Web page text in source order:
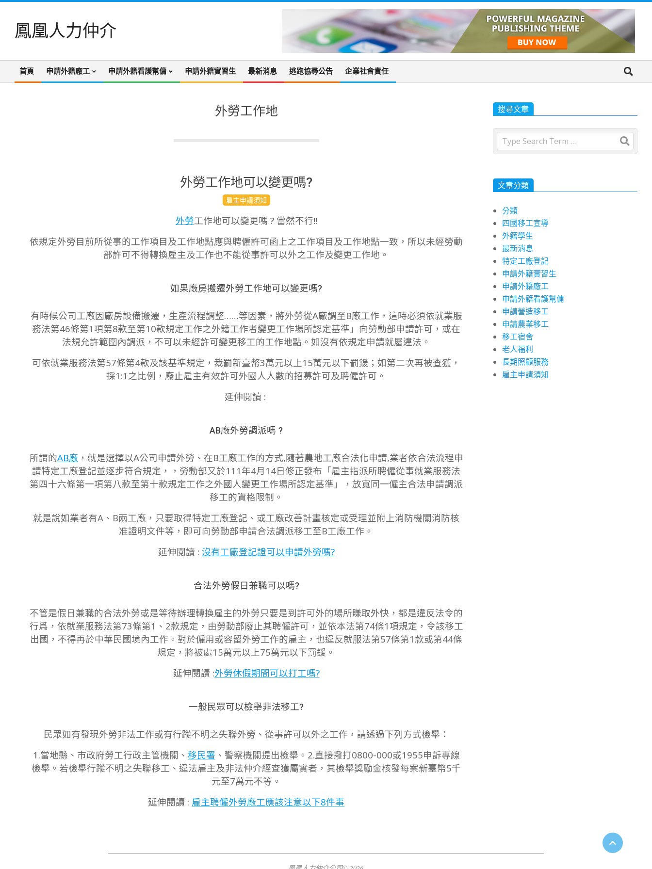
content鳳凰人力仲介
Primary
首頁 申請外籍廠工 申請外籍看護幫傭 申請外籍實習生 最新消息 逃跑協尋公告 企業社會責任
外勞工作地
外勞工作地可以變更嗎?
雇主申請須知
外勞工作地可以變更嗎 ? 當然不行!!
依規定外勞目前所從事的工作項目及工作地點應與聘僱許可函上之工作項目及工作地點一致，所以未經勞動
部許可不得轉換雇主及工作也不能從事許可以外之工作及變更工作地。
如果廠房搬遷外勞工作地可以變更嗎?
有時候公司工廠因廠房設備搬遷，生產流程調整……等因素，將外勞從A廠調至B廠工作，這時必須依就業服
務法第46條第1項第8款至第10款規定工作之外籍工作者變更工作場所認定基準」向勞動部申請許可，或在
法規允許範圍內調派，不可以未經許可變更移工的工作地點。如沒有依規定申請就屬違法。
可依就業服務法第57條第4款及該基準規定，裁罰新臺幣3萬元以上15萬元以下罰鍰；如第二次再被查獲，
採1:1之比例，廢止雇主有效許可外國人人數的招募許可及聘僱許可。
延伸閱讀 :
AB廠外勞調派嗎 ?
所謂的AB廠 ，就是選擇以A公司申請外勞、在B工廠工作的方式,隨著農地工廠合法化申請,業者依合法流程申
請特定工廠登記並逐步符合規定，，勞動部又於111年4月14日修正發布「雇主指派所聘僱從事就業服務法
第四十六條第一項第八款至第十款規定工作之外國人變更工作場所認定基準」，放寬同一僱主合法申請調派
移工的資格限制。
就是說如業者有A、B兩工廠，只要取得特定工廠登記、或工廠改善計畫核定或受理並附上消防機關消防核
准證明文件等，即可向勞動部申請合法調派移工至B工廠工作。
延伸閱讀 : 沒有工廠登記證可以申請外勞嗎?
合法外勞假日兼職可以嗎?
不管是假日兼職的合法外勞或是等待辦理轉換雇主的外勞只要是到許可外的場所賺取外快，都是違反法令的
行爲，依就業服務法第73條第1、2款規定，由勞動部廢止其聘僱許可，並依本法第74條1項規定，令該移工
出國，不得再於中華民國境內工作。對於僱用或容留外勞工作的雇主，也違反就服法第57條第1款或第44條
規定，將被處15萬元以上75萬元以下罰鍰。
延伸閱讀 :外勞休假期間可以打工嗎?
一般民眾可以檢舉非法移工?
民眾如有發現外勞非法工作或有行蹤不明之失聯外勞、從事許可以外之工作，請透過下列方式檢舉：
1.當地縣、市政府勞工行政主管機關、 移民署 、警察機關提出檢舉。2.直接撥打0800-000或1955申訴專線
檢舉。若檢舉行蹤不明之失聯移工、違法雇主及非法仲介經查獲屬實者，其檢舉獎勵金核發每案新臺幣5千
元至7萬元不等。
延伸閱讀 : 雇主聘僱外勞廠工應該注意以下8件事
搜尋文章
Search
文章分類
分類
四國移工宣導
外籍學生
最新消息
特定工廠登記
申請外籍實習生
申請外籍廠工
申請外籍看護幫傭
申請營造移工
申請農業移工
移工宿舍
老人福利
長期照顧服務
雇主申請須知